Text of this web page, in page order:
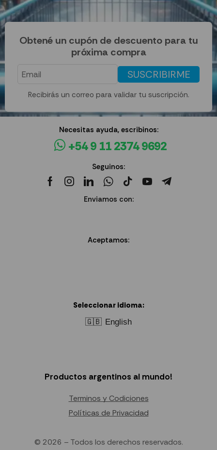
Obtené un cupón de descuento para tu
próxima compra
SUSCRIBIRME
Recibirás un correo para validar tu suscripción.
Necesitas ayuda, escribinos:
+54 9 11 2374 9692
Seguinos:
Enviamos con:
Aceptamos:
Seleccionar idioma:
🇬🇧 English
Productos argentinos al mundo!
Terminos y Codiciones
Políticas de Privacidad
© 2026 – Todos los derechos reservados.